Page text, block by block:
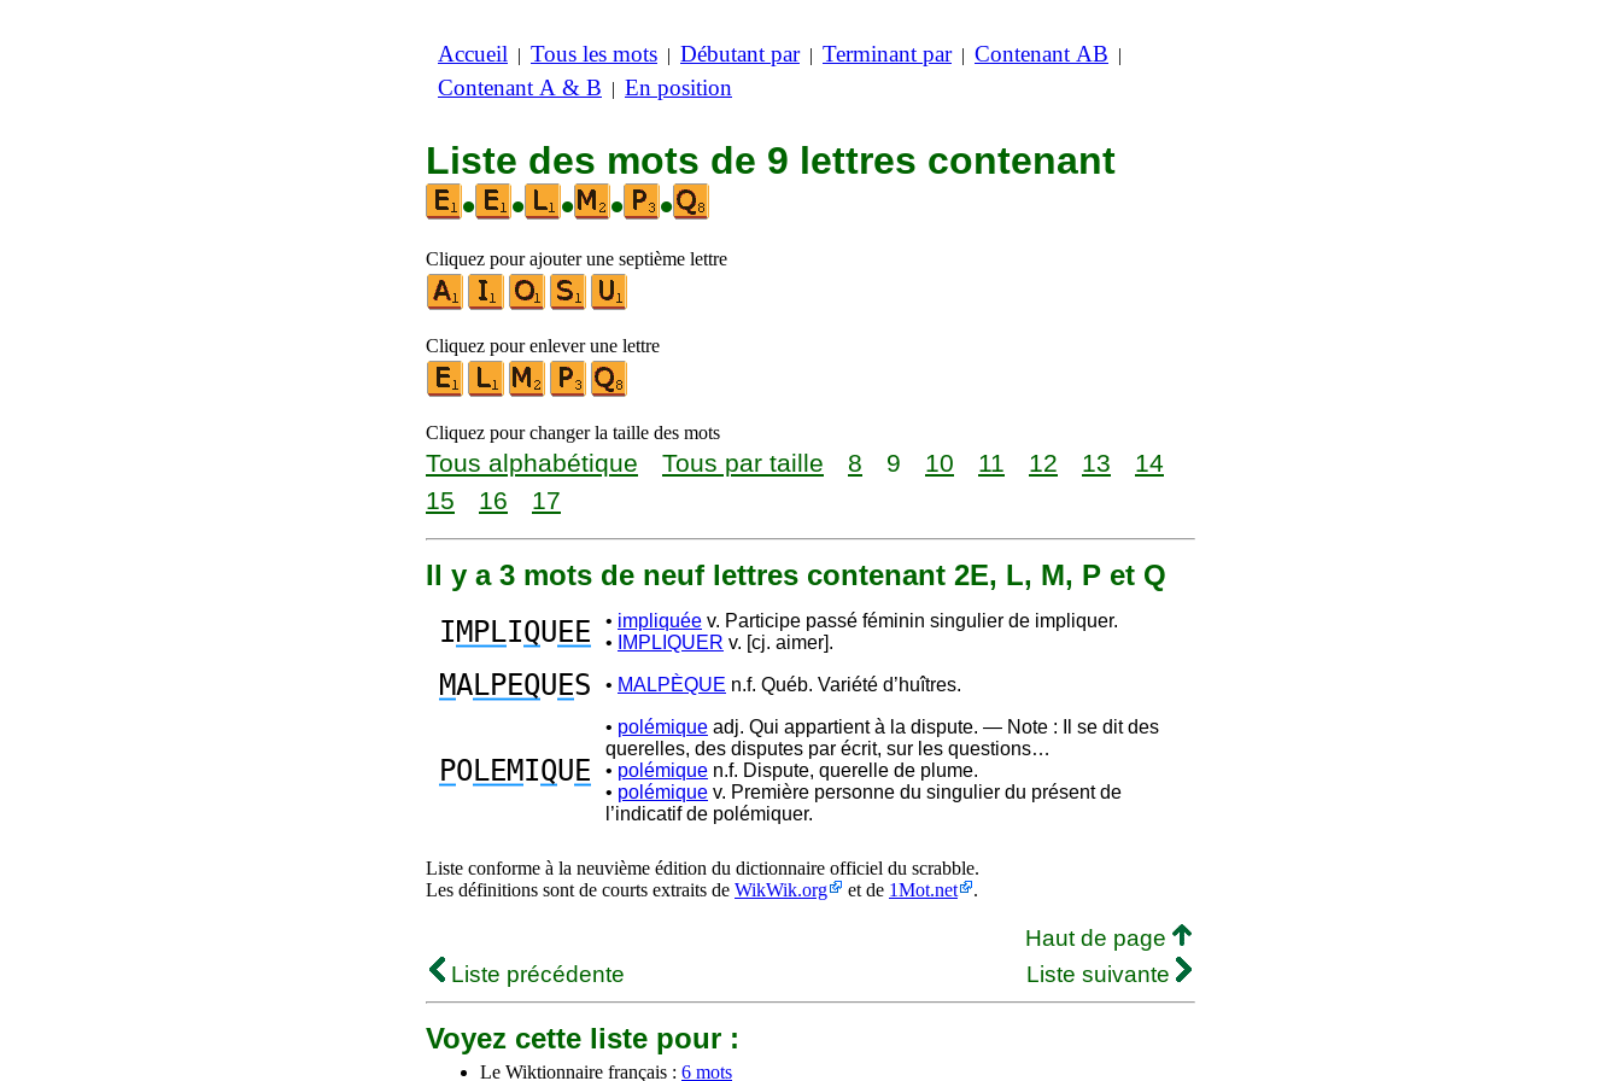
Accueil | Tous les mots | Débutant par| Terminant par| Contenant AB |
Contenant A & B | En position
Liste des mots de 9 lettres contenant
•
• • • •
Cliquez pour ajouter une septième lettre
Cliquez pour enlever une lettre
Cliquez pour changer la taille des mots
Tous alphabétique Tous par taille 8 9 10 11 12 13
14
15
16 17
Il y a 3 mots de neuf lettres contenant 2E, L, M, P et Q
IMPLIQUEE • impliquée v. Participe passé féminin singulier de impliquer.
•
IMPLIQUER v. [cj. aimer].
MALPEQUES • MALPÈQUE n.f. Québ. Variété d’huîtres.
PO LEMIQUE
• polémique adj. Qui appartient à la dispute. — Note : Il se dit des
querelles, des disputes par écrit, sur les questions…
• polémique n.f. Dispute, querelle de plume.
• polémique v. Première personne du singulier du présent de
l’indicatif de polémiquer.
Liste conforme à la neuvième édition du dictionnaire officiel du scrabble.
Les définitions sont de courts extraits de WikWik.org et de 1Mot.net .
Haut de page
Liste précédente
Liste suivante
Voyez cette liste pour :
Le Wiktionnaire français : 6 mots